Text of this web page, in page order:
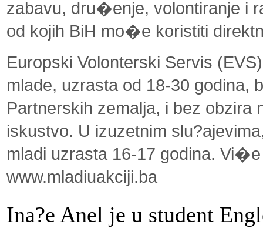
zabavu, dru�enje, volontiranje i
od kojih BiH mo�e koristiti
Europski Volonterski Servis
mlade, uzrasta od 18-30 godina,
Partnerskih zemalja, i bez obzira
iskustvo. U izuzetnim
mladi uzrasta 16-17 godina.
www.mladiuakciji.ba
Ina?e Anel je u student